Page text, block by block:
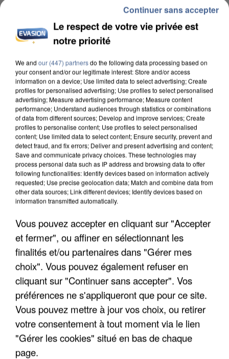
UN SECOND CADRE DE LA DZ MAFIA
INTERPELLÉ EN ALGÉRIE
UNE TOURISTE DE L’OISE EMPORTÉE PAR UNE
COULÉE DE BOUE EN HAUTE-SAVOIE
Le respect de votre vie privée est
notre priorité
We and our (447) partnersdo the following data processing based on
your consent and/or our legitimate interest: Store and/or access
information on a device; Use limited data to select advertising; Create
profiles for personalised advertising; Use profiles to select personalised
advertising; Measure advertising performance; Measure content
performance; Understand audiences through statistics or combinations
of data from different sources; Develop and improve services; Create
profiles to personalise content; Use profiles to select personalised
content; Use limited data to select content; Ensure security, prevent and
detect fraud, and fix errors; Deliver and present advertising and content;
Save and communicate privacy choices. These technologies may
process personal data such as IP address and browsing data to offer
following functionalities: Identify devices based on information actively
requested; Use precise geolocation data; Match and combine data from
other data sources; Link different devices; Identify devices based on
information transmitted automatically.
Vous pouvez accepter en cliquant sur "Accepter
et fermer", ou affiner en sélectionnant les
finalités et/ou partenaires dans "Gérer mes
choix". Vous pouvez également refuser en
cliquant sur "Continuer sans accepter". Vos
préférences ne s'appliqueront que pour ce site.
Vous pouvez mettre à jour vos choix, ou retirer
votre consentement à tout moment via le lien
"Gérer les cookies" situé en bas de chaque
page.
Continuer sans accepter